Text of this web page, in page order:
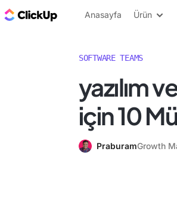
ClickUp Blog
Anasayfa Ürün
SOFTWARE TEAMS
yazılım
için 10
PraburamGrowth